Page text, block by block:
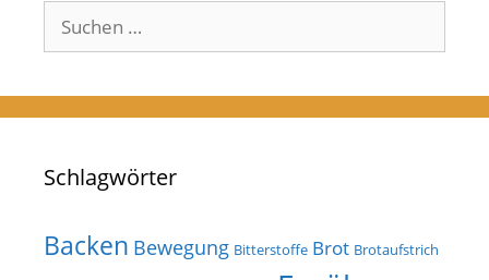
Suchen
nach:
Schlagwörter
Backen Bewegung Bitterstoffe Brot Brotaufstrich